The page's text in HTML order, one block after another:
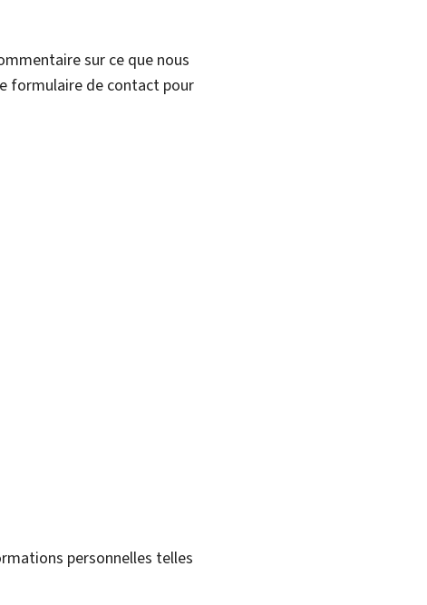
sur ce que nous
formulaire de contact pour
personnelles telles